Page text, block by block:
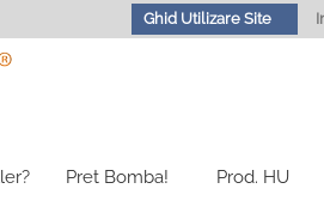
Ghid Utilizare Site
Pret Bomba! Prod. HU